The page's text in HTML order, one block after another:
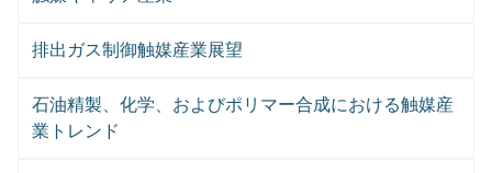
排出ガス制御触媒産業展望
石油精製、化学、およびポリマー合成における触媒産
業トレンド